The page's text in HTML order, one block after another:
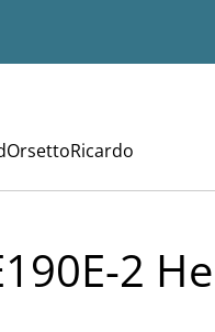
OrsettoRicardo
2